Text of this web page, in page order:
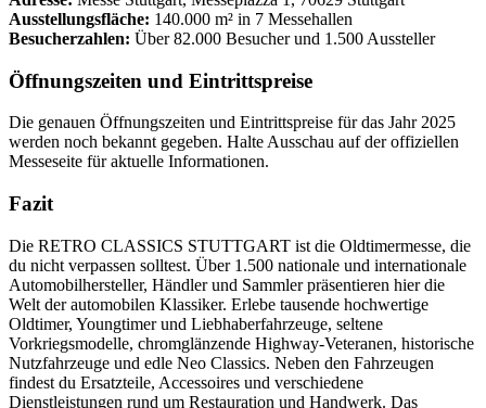
Ausstellungsfläche: 140.000 m² in 7 Messehallen
Besucherzahlen: Über 82.000 Besucher und 1.500 Aussteller
Öffnungszeiten und Eintrittspreise
Die genauen Öffnungszeiten und Eintrittspreise für das Jahr 2025
werden noch bekannt gegeben. Halte Ausschau auf der offiziellen
Messeseite für aktuelle Informationen.
Fazit
Die RETRO CLASSICS STUTTGART ist die Oldtimermesse, die
du nicht verpassen solltest. Über 1.500 nationale und internationale
Automobilhersteller, Händler und Sammler präsentieren hier die
Welt der automobilen Klassiker. Erlebe tausende hochwertige
Oldtimer, Youngtimer und Liebhaberfahrzeuge, seltene
Vorkriegsmodelle, chromglänzende Highway-Veteranen, historische
Nutzfahrzeuge und edle Neo Classics. Neben den Fahrzeugen
findest du Ersatzteile, Accessoires und verschiedene
Dienstleistungen rund um Restauration und Handwerk. Das